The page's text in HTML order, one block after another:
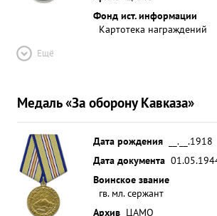
Фонд ист. информации
Картотека награждений
Ещё
Медаль «За оборону Кавказа»
Дата рождения
__.__.1918
Дата документа
Воинское звание
гв. мл. сержант
Архив ЦАМО